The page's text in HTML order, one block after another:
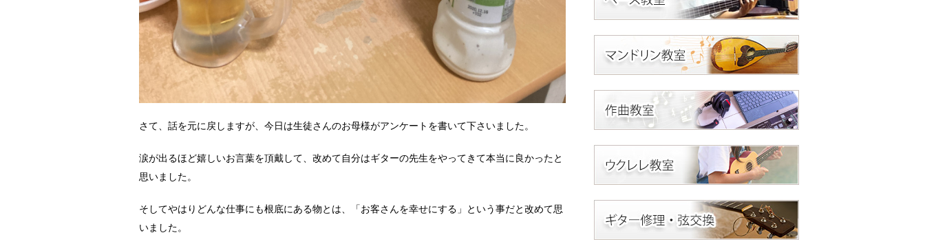
さて、話を元に戻しますが、今日は生徒さんのお母様がアンケートを書いて下さいました。
涙が出るほど嬉しいお言葉を頂戴して、改めて自分はギターの先生をやってきて本当に良かったと
思いました。
そしてやはりどんな仕事にも根底にある物とは、「お客さんを幸せにする」という事だと改めて思
いました。